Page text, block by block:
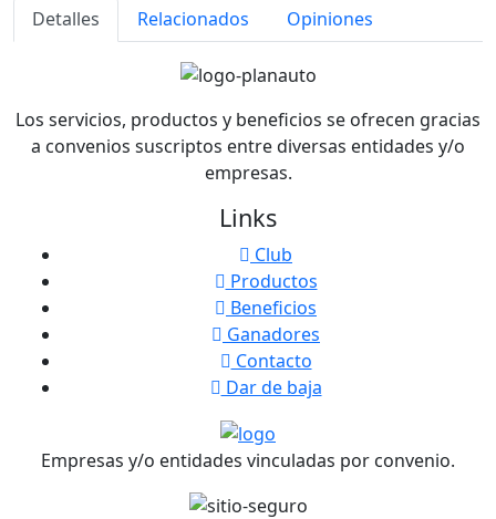
Detalles Relacionados Opiniones
Los servicios, productos y beneficios se ofrecen gracias
a convenios suscriptos entre diversas entidades y/o
empresas.
Links
Club
Productos
Beneficios
Ganadores
Contacto
Dar de baja
Empresas y/o entidades vinculadas por convenio.